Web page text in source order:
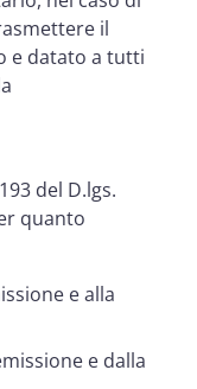
il
e datato a tutti
del D.lgs.
quanto
e alla
e dalla